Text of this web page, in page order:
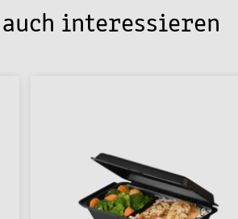
auch interessieren